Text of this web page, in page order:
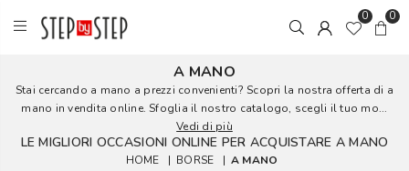
0 0
A MANO
Stai cercando a mano a prezzi convenienti? Scopri la nostra offerta di a
mano in vendita online. Sfoglia il nostro catalogo, scegli il tuo mo...
Vedi di più
LE MIGLIORI OCCASIONI ONLINE PER ACQUISTARE A MANO
HOME | BORSE | A MANO